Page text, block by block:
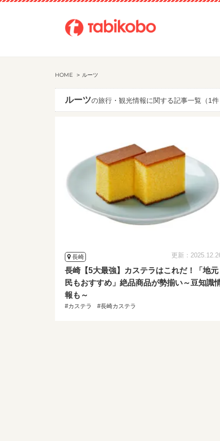
HOME ルーツ
ルーツの旅行・観光情報に関する記事一覧（1
長崎 更新：
長崎【5大最強】カステラはこれだ！「地元
民もおすすめ」絶品商品が勢揃い～豆知識
報も～
#カステラ #長崎カステラ